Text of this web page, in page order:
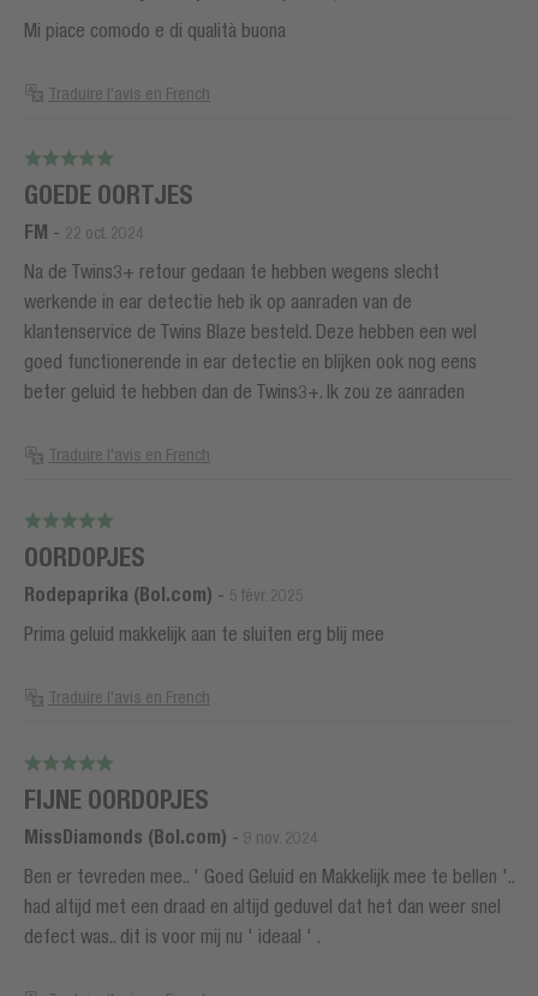
Mi piace comodo e di qualità buona
Traduire l'avis en French
GOEDE OORTJES
FM - 22 oct. 2024
Na de Twins3+ retour gedaan te hebben wegens slecht
werkende in ear detectie heb ik op aanraden van de
klantenservice de Twins Blaze besteld. Deze hebben een wel
goed functionerende in ear detectie en blijken ook nog eens
beter geluid te hebben dan de Twins3+. Ik zou ze aanraden
Traduire l'avis en French
OORDOPJES
Rodepaprika (Bol.com) - 5 févr. 2025
Prima geluid makkelijk aan te sluiten erg blij mee
Traduire l'avis en French
FIJNE OORDOPJES
MissDiamonds (Bol.com) - 9 nov. 2024
Ben er tevreden mee.. ' Goed Geluid en Makkelijk mee te bellen '..
had altijd met een draad en altijd geduvel dat het dan weer snel
defect was.. dit is voor mij nu ' ideaal ' .